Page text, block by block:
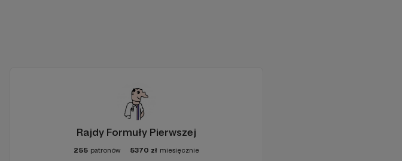
Rajdy Formuły Pierwszej
255 patronów 5370 zł miesięcznie